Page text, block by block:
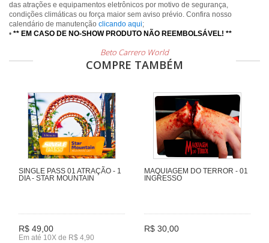
das atrações e equipamentos eletrônicos por motivo de segurança,
condições climáticas ou força maior sem aviso prévio. Confira nosso
calendário de manutenção clicando aqui;
• ** EM CASO DE NO-SHOW PRODUTO NÃO REEMBOLSÁVEL! **
Beto Carrero World
COMPRE TAMBÉM
SINGLE PASS 01 ATRAÇÃO - 1
DIA - STAR MOUNTAIN
R$ 49,00
Em até 10X de R$ 4,90
MAQUIAGEM DO TERROR - 01
INGRESSO
R$ 30,00